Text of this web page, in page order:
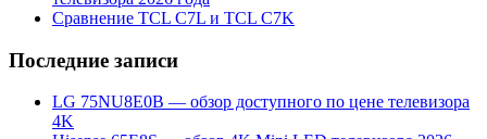
Сравнение TCL C7L и TCL C7K
Последние записи
LG 75NU8E0B — обзор доступного по цене телевизора
4K